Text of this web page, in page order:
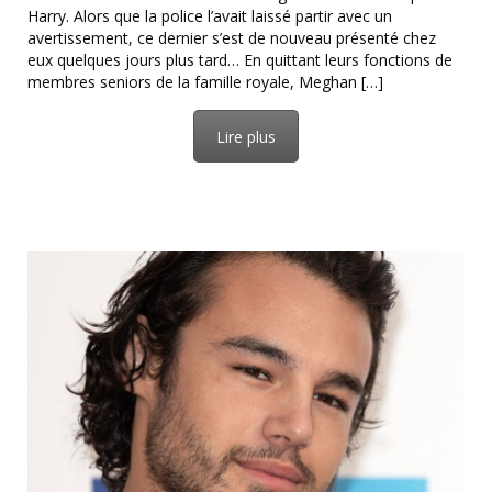
Harry. Alors que la police l’avait laissé partir avec un
avertissement, ce dernier s’est de nouveau présenté chez
eux quelques jours plus tard… En quittant leurs fonctions de
membres seniors de la famille royale, Meghan […]
Lire plus